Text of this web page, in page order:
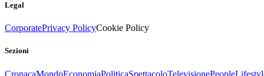
Legal
CorporatePrivacy PolicyCookie Policy
Sezioni
CronacaMondoEconomiaPoliticaSpettacoloTelevisionePeople